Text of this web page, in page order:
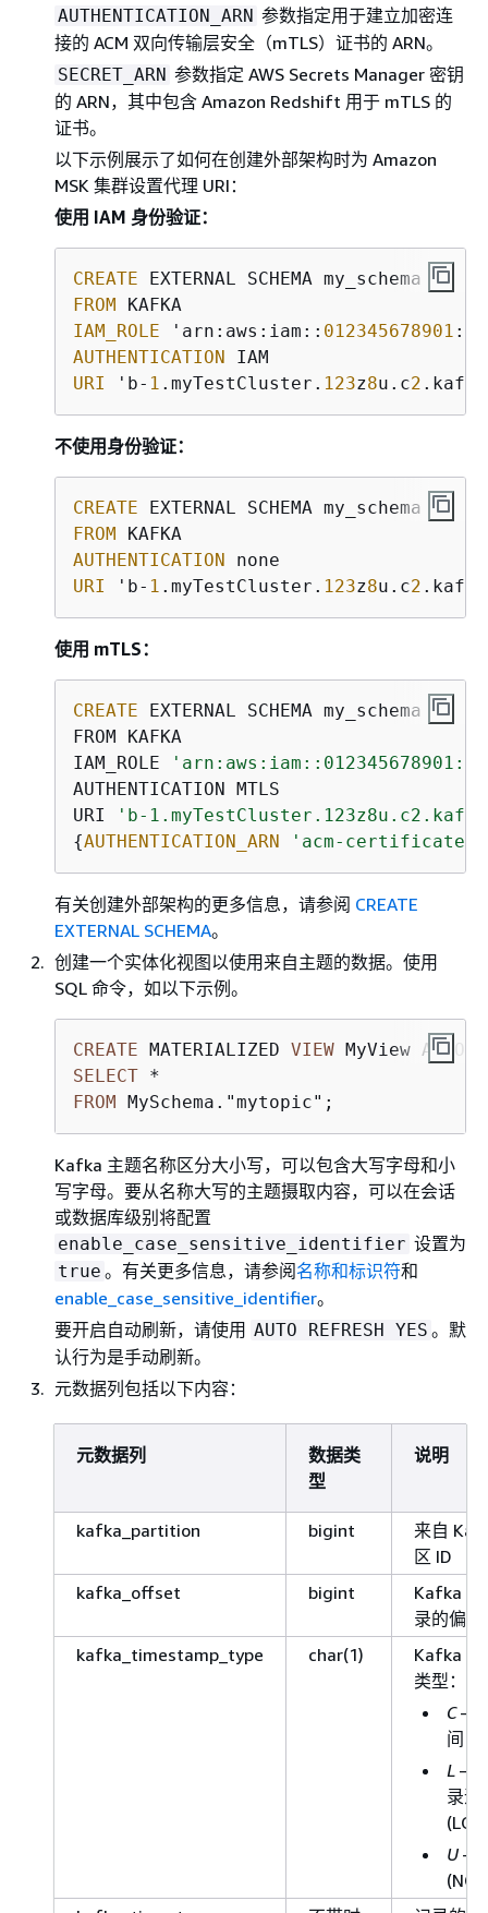
AUTHENTICATION_ARN 参数指定用于建立加密连
接的 ACM 双向传输层安全（mTLS）证书的 ARN。
SECRET_ARN 参数指定 AWS Secrets Manager 密钥
的 ARN，其中包含 Amazon Redshift 用于 mTLS 的
证书。
以下示例展示了如何在创建外部架构时为 Amazon
MSK 集群设置代理 URI：
使用 IAM 身份验证：
CREATE
FROM
IAM_ROLE 'arn:aws:iam:: 012345678901
AUTHENTICATION
URI
'b- 1 .myTestCluster. 123z8u.c2
不使用身份验证：
CREATE
FROM
AUTHENTICATION
URI
'b- 1 .myTestCluster. 123z8u.c2
使用 mTLS：
CREATE EXTERNAL SCHEMA my_schema
FROM KAFKA
IAM_ROLE
AUTHENTICATION MTLS
URI
'b-
{AUTHENTICATION_ARN 'acm-certificate-
有关创建外部架构的更多信息，请参阅 CREATE
EXTERNAL SCHEMA。
创建一个实体化视图以使用来自主题的数据。使用
SQL 命令，如以下示例。
CREATE MATERIALIZED VIEW MyView AUTO
SELECT *
FROM MySchema."mytopic";
Kafka 主题名称区分大小写，可以包含大写字母和小
写字母。要从名称大写的主题摄取内容，可以在会话
或数据库级别将配置
enable_case_sensitive_identifier 设置为
true 。有关更多信息，请参阅名称和标识符和
enable_case_sensitive_identifier。
要开启自动刷新，请使用 AUTO REFRESH YES 。默
认行为是手动刷新。
元数据列包括以下内容：
元数据列
数据类
型
说明
kafka_partition bigint
来自
区 ID
kafka_offset
bigint
Kafka 主
录的偏移
kafka_timestamp_type
char(1)
Kafka 记
类型：
C–
间
L –
录追
U –